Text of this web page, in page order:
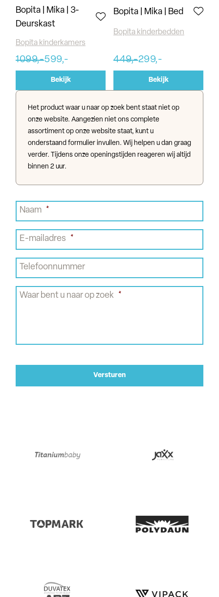
Bopita | Mika | 3-
Deurskast
Bopita kinderkamers
1099,-599,-
Bekijk
Bopita | Mika | Bed
Bopita kinderbedden
449,-299,-
Bekijk
Het product waar u naar op zoek bent staat niet op
onze website. Aangezien niet ons complete
assortiment op onze website staat, kunt u
onderstaand formulier invullen. Wij helpen u dan graag
verder. Tijdens onze openingstijden reageren wij altijd
binnen 2 uur.
Naam *
E-mailadres *
Telefoonnummer
Waar bent u naar op zoek *